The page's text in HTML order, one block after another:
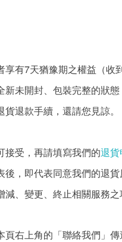
享有7天猶豫期之權益（收
未開封、包裝完整的狀態
退款手續，還請您見諒。
接受，再請填寫我們的退貨
後，即代表同意我們的退
、變更、終止相關服務之
頁右上角的「聯絡我們」